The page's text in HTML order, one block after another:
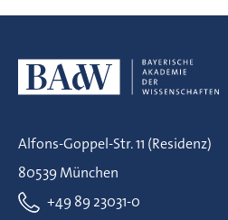
Alfons-Goppel-Str. 11 (Residenz)
80539 München
+49 89 23031-0